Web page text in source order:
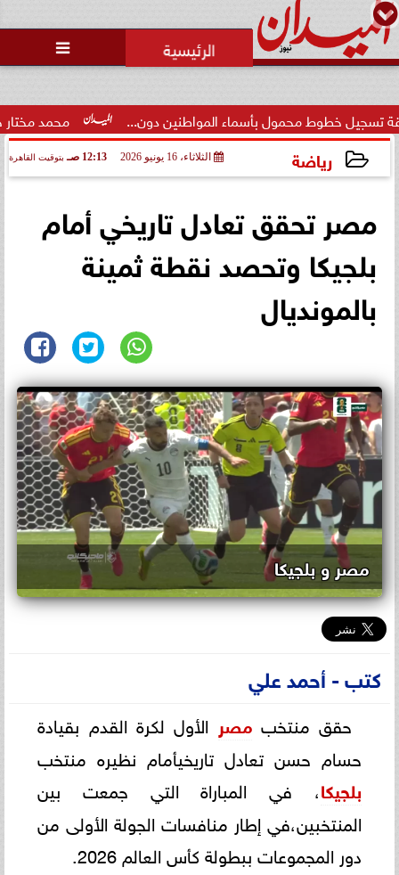

محمد مختار جمعة: بدل محمول بأسماء المواطنين دون...
رياضة الثلاثاء، 16 يونيو 2026 12:13 صـ بتوقيت القاهرة
مصر تحقق تعادل تاريخي أمام
بلجيكا وتحصد نقطة ثمينة
بالمونديال
مصر و بلجيكا
كتب - أحمد علي
حقق منتخبمصر الأول لكرة القدم بقيادة
حسام حسن تعادل تاريخيأمام نظيره منتخب
بلجيكا، في المباراة التي جمعت بين
المنتخبين،في إطار منافسات الجولة الأولى من
دور المجموعات ببطولة كأس العالم 2026.